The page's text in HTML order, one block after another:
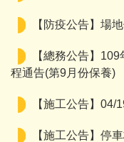
【防疫公告】場
【總務公告】
程通告(第9月份保養)
【施工公告】04/
【施工公告】停